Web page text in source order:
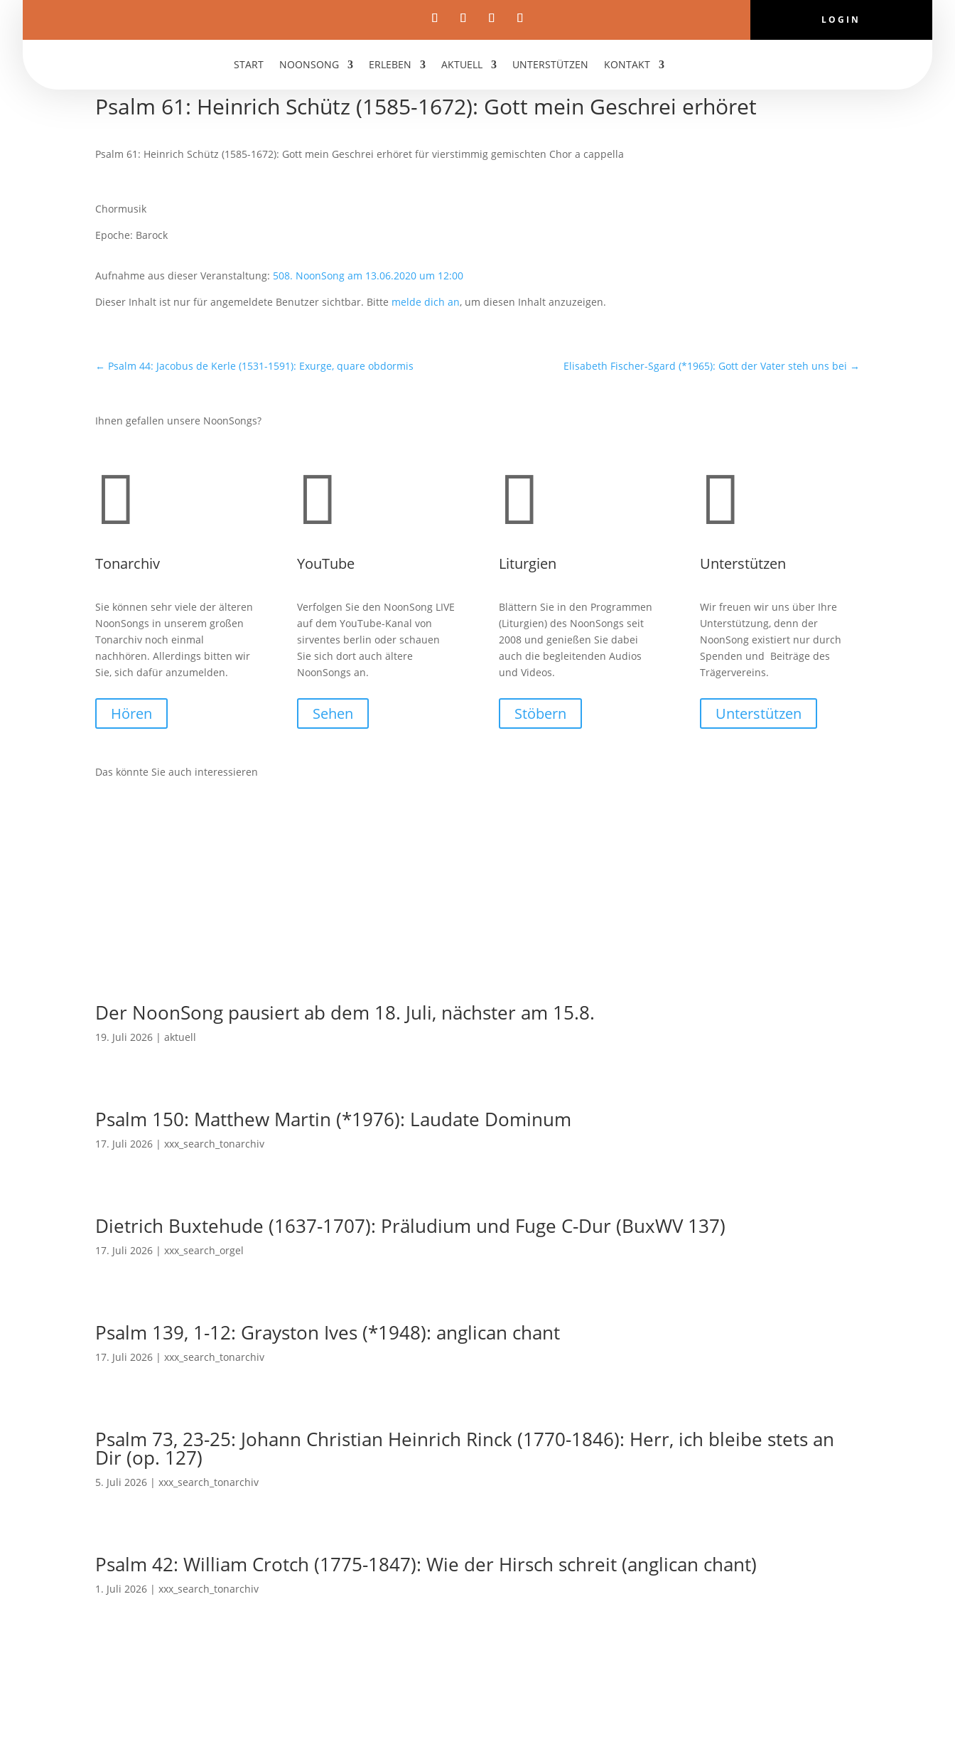
LOGIN
START NOONSONG ERLEBEN AKTUELL UNTERSTÜTZEN KONTAKT
Psalm 61: Heinrich Schütz (1585-1672): Gott mein Geschrei erhöret
Psalm 61: Heinrich Schütz (1585-1672): Gott mein Geschrei erhöret für vierstimmig gemischten Chor a cappella
Chormusik
Epoche: Barock
Aufnahme aus dieser Veranstaltung: 508. NoonSong am 13.06.2020 um 12:00
Dieser Inhalt ist nur für angemeldete Benutzer sichtbar. Bitte melde dich an, um diesen Inhalt anzuzeigen.
← Psalm 44: Jacobus de Kerle (1531-1591): Exurge, quare obdormis Elisabeth Fischer-Sgard (*1965): Gott der Vater steh uns bei →
Ihnen gefallen unsere NoonSongs?

Tonarchiv
Sie können sehr viele der älteren
NoonSongs in unserem großen
Tonarchiv noch einmal
nachhören. Allerdings bitten wir
Sie, sich dafür anzumelden.
Hören

YouTube
Verfolgen Sie den NoonSong LIVE
auf dem YouTube-Kanal von
sirventes berlin oder schauen
Sie sich dort auch ältere
NoonSongs an.
Sehen

Liturgien
Blättern Sie in den Programmen
(Liturgien) des NoonSongs seit
2008 und genießen Sie dabei
auch die begleitenden Audios
und Videos.
Stöbern

Unterstützen
Wir freuen wir uns über Ihre
Unterstützung, denn der
NoonSong existiert nur durch
Spenden und Beiträge des
Trägervereins.
Unterstützen
Das könnte Sie auch interessieren
Der NoonSong pausiert ab dem 18. Juli, nächster am 15.8.
19. Juli 2026 |aktuell
Psalm 150: Matthew Martin (*1976): Laudate Dominum
17. Juli 2026 |xxx_search_tonarchiv
Dietrich Buxtehude (1637-1707): Präludium und Fuge C-Dur (BuxWV 137)
17. Juli 2026 |xxx_search_orgel
Psalm 139, 1-12: Grayston Ives (*1948): anglican chant
17. Juli 2026 |xxx_search_tonarchiv
Psalm 73, 23-25: Johann Christian Heinrich Rinck (1770-1846): Herr, ich bleibe stets an
Dir (op. 127)
5. Juli 2026 |xxx_search_tonarchiv
Psalm 42: William Crotch (1775-1847): Wie der Hirsch schreit (anglican chant)
1. Juli 2026 |xxx_search_tonarchiv